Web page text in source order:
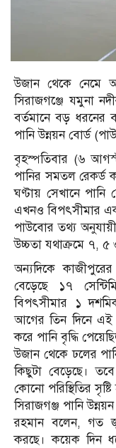
উজান থেকে নেমে
সিরাজগঞ্জে যমুনা
বর্তমানে বড় ধরনের
পানি উন্নয়ন বোর্ড
বৃহস্পতিবার (৬
পানির সমতল রেকর্ড
ঘণ্টায় সেখানে পানি
এখনও বিপৎসীমার এক
পাউবোর তথ্য
উচ্চতা যথাক্রমে ৭, ৫
অন্যদিকে
বেড়েছে ১৭
বিপৎসীমার ১
আগের তিন দিনে এই
করে পানি বৃদ্ধি
উজান থেকে ঢলের
কিছুটা বেড়েছে।
কোনো পরিস্থিতির সৃষ্টি
সিরাজগঞ্জ পানি
রহমান বলেন, গত
করছে। কয়েক দিন